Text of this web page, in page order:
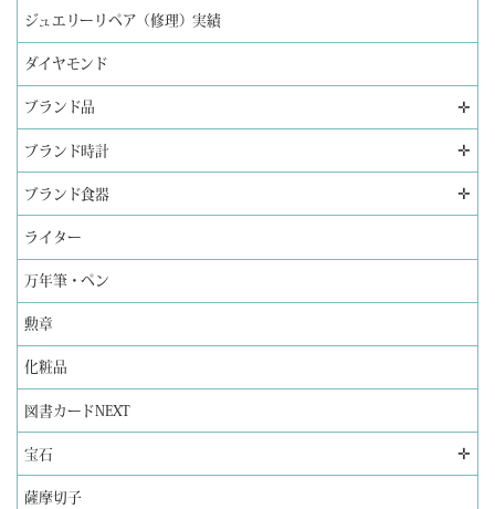
ジュエリーリペア（修理）実績
ダイヤモンド
ブランド品 ✛
ブランド時計 ✛
ブランド食器 ✛
ライター
万年筆・ペン
勲章
化粧品
図書カードNEXT
宝石 ✛
薩摩切子